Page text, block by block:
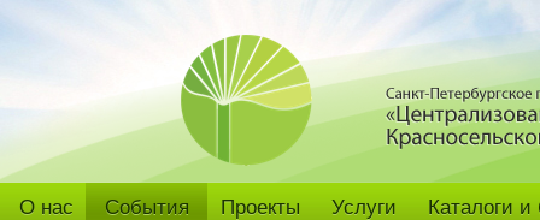
О нас События Проекты Услуги Каталоги